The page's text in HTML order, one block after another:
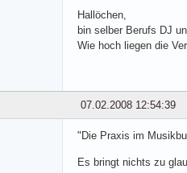
Hallöchen,
bin selber Berufs DJ
Wie hoch liegen die
07.02.2008 12:54:39
"Die Praxis im
Es bringt nichts zu